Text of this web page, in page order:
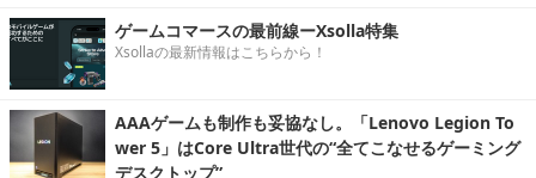
ゲームコマースの最前線ーXsolla特集
Xsollaの最新情報はこちらから！
AAAゲームも制作も妥協なし。「Lenovo Legion To
wer 5」はCore Ultra世代の“全てこなせるゲーミング
デスクトップ”